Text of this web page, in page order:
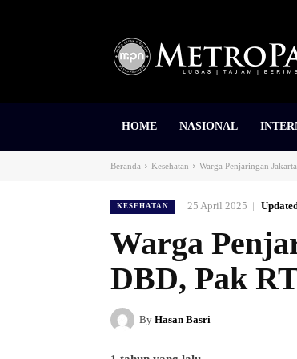
HOME NASIONAL
Beranda Kesehatan Warga Penjaringan
KESEHATAN 25 April 2025
Warga
DBD, Pak
By Hasan Basri